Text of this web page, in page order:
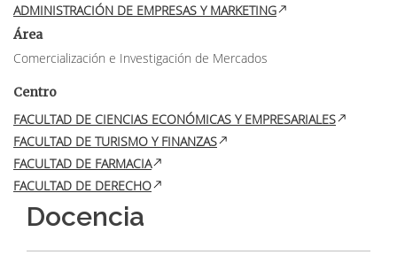
ADMINISTRACIÓN DE EMPRESAS Y MARKETING
Área
Comercialización e Investigación de Mercados
Centro
FACULTAD DE CIENCIAS ECONÓMICAS Y EMPRESARIALES
FACULTAD DE TURISMO Y FINANZAS
FACULTAD DE FARMACIA
FACULTAD DE DERECHO
Docencia